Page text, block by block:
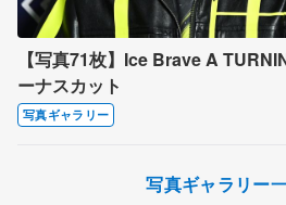
【写真71枚】Ice Brave A
ーナスカット
写真ギャラリー
写真ギャラリー